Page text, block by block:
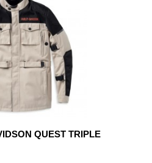
QUEST TRIPLE